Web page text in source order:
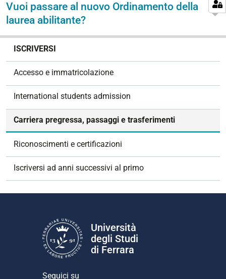
Vuoi passare al nuovo Ordinamento della
laurea abilitante?
ISCRIVERSI
Accesso e immatricolazione
International students admission
Carriera pregressa, passaggi e trasferimenti
Riconoscimenti e certificazioni
Iscriversi ad anni successivi al primo
Università
degli Studi
di Ferrara
Seguici su